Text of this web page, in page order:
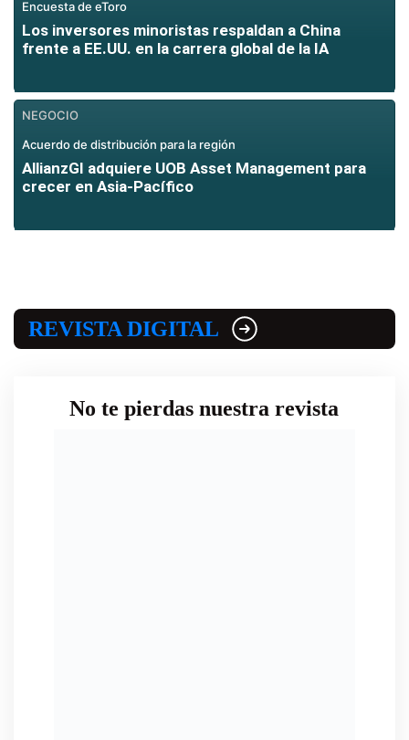
Encuesta de eToro
Los inversores minoristas respaldan a China
frente a EE.UU. en la carrera global de la IA
NEGOCIO
Acuerdo de distribución para la región
AllianzGI adquiere UOB Asset Management para
crecer en Asia-Pacífico
REVISTA DIGITAL
No te pierdas nuestra revista